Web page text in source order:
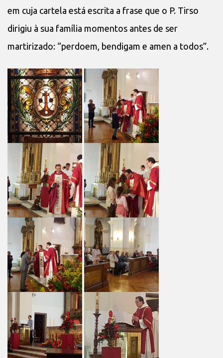
em cuja cartela está escrita a frase que o P. Tirso
dirigiu à sua família momentos antes de ser
martirizado: “perdoem, bendigam e amen a todos”.